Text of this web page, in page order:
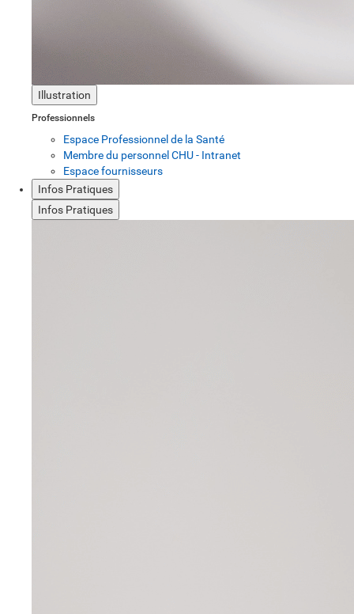
Illustration
Professionnels
Espace Professionnel de la Santé
Membre du personnel CHU - Intranet
Espace fournisseurs
Infos Pratiques
Infos Pratiques